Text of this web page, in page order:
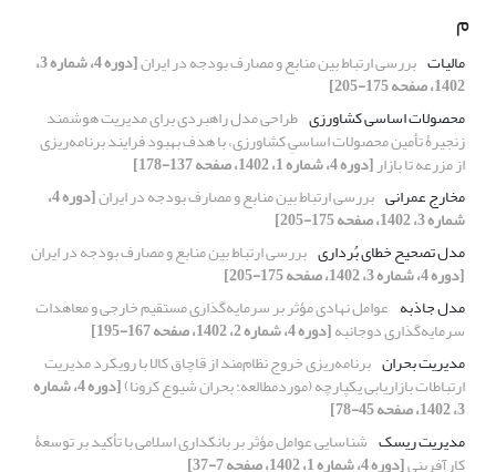
م
مالیات بررسی ارتباط بین منابع و مصارف بودجه در ایران [دوره 4، شماره 3،
1402، صفحه 175-205]
محصولات اساسی کشاورزی طراحی مدل راهبردی برای مدیریت هوشمند
زنجیرۀ تأمین محصولات اساسیِ کشاورزی، با هدف بهبود فرایند برنامه‌‏ریزی
از مزرعه تا بازار[دوره 4، شماره 1، 1402، صفحه 137-178]
مخارج عمرانی بررسی ارتباط بین منابع و مصارف بودجه در ایران [دوره 4،
شماره 3، 1402، صفحه 175-205]
مدل تصحیح خطای بُرداری بررسی ارتباط بین منابع و مصارف بودجه در ایران
[دوره 4، شماره 3، 1402، صفحه 175-205]
مدل جاذبه عوامل نهادی مؤثر بر سرمایه‌گذاری مستقیم خارجی و معاهدات
سرمایه‌گذاری دوجانبه[دوره 4، شماره 2، 1402، صفحه 167-195]
مدیریت بحران برنامه‌ریزی خروج نظام‌مند از قاچاق کالا با رویکرد مدیریت
ارتباطات بازاریابی یکپارچه (موردمطالعه: بحران شیوع کرونا) [دوره 4، شماره
3، 1402، صفحه 45-78]
مدیریت ریسک شناسایی عوامل مؤثر بر بانکداری اسلامی با تأکید بر توسعۀ
کارآفرینی[دوره 4، شماره 1، 1402، صفحه 7-37]